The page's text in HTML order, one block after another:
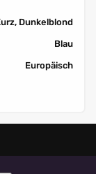
Dunkelblond
Blau
Europäisch